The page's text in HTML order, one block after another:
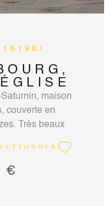
maison
couverte en
Très beaux
salle à
3 grandes
€